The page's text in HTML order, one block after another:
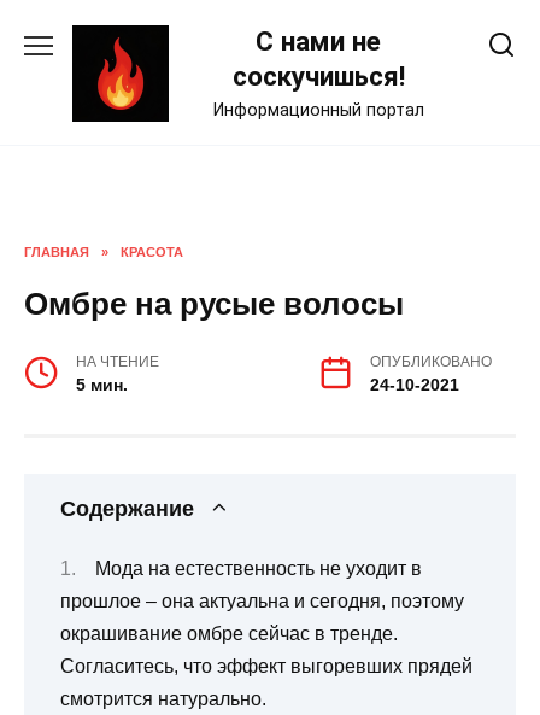
С нами не
соскучишься!
Информационный портал
ГЛАВНАЯ » КРАСОТА
Омбре на русые волосы
НА ЧТЕНИЕ
5 мин.
ОПУБЛИКОВАНО
24-10-2021
Содержание
Мода на естественность не уходит в
прошлое – она актуальна и сегодня, поэтому
окрашивание омбре сейчас в тренде.
Согласитесь, что эффект выгоревших прядей
смотрится натурально.